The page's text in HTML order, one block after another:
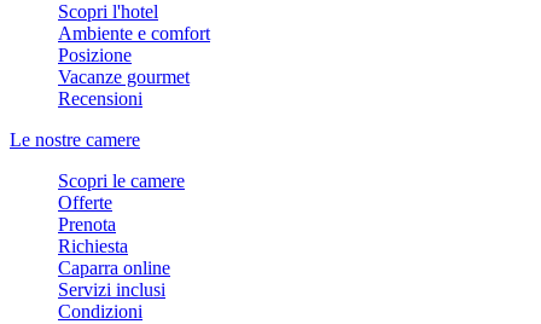
Scopri l'hotel
Ambiente e comfort
Posizione
Vacanze gourmet
Recensioni
Le nostre camere
Scopri le camere
Offerte
Prenota
Richiesta
Caparra online
Servizi inclusi
Condizioni